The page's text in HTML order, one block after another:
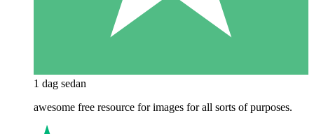
1 dag sedan
awesome free resource for images for all sorts of purposes.